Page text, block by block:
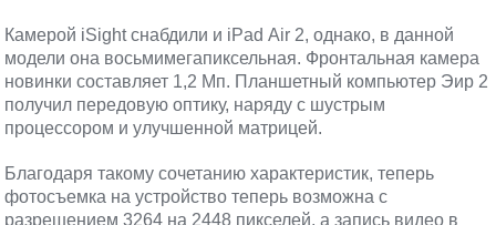
Камерой iSight снабдили и iPad Air 2, однако, в данной
модели она восьмимегапиксельная. Фронтальная камера
новинки составляет 1,2 Мп. Планшетный компьютер Эир 2
получил передовую оптику, наряду с шустрым
процессором и улучшенной матрицей.
Благодаря такому сочетанию характеристик, теперь
фотосъемка на устройство теперь возможна с
разрешением 3264 на 2448 пикселей, а запись видео в